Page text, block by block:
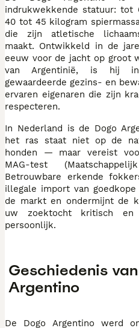
indrukwekkende statuur: tot
40 tot 45 kilogram
die zijn atletische
maakt. Ontwikkeld in de
eeuw voor de jacht op groot
van Argentinië, is hij
gewaardeerde gezins- en
ervaren eigenaren die zijn
respecteren.
In Nederland is de Dogo
het ras staat niet op de
honden — maar vereist
MAG-test
Betrouwbare erkende
illegale import van
de markt en ondermijnt de
uw zoektocht kritisch
persoonlijk.
Geschiedenis
Argentino
De Dogo Argentino werd